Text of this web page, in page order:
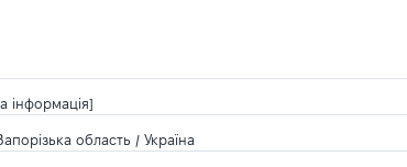
інформація]
область / Україна